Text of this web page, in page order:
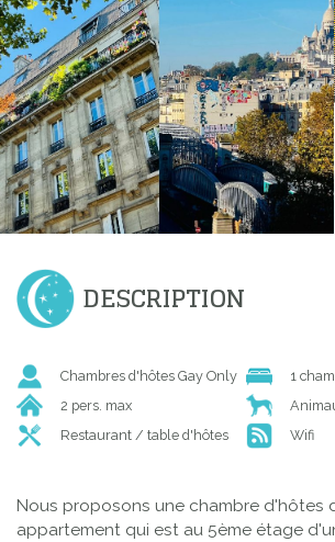
DESCRIPTION
Chambres d'hôtes Gay Only
1
2 pers. max
Restaurant / table d'hôtes
Wifi
Nous proposons une chambre d'hôtes
appartement qui est au 5ème étage